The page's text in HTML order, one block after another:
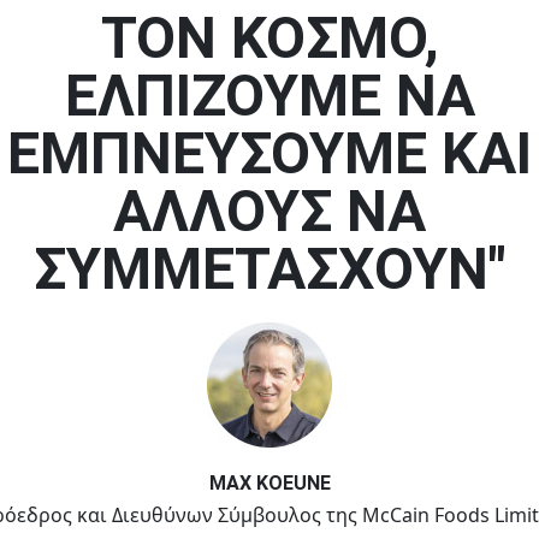
ΤΟΝ ΚΌΣΜΟ,
ΕΛΠΊΖΟΥΜΕ ΝΑ
ΕΜΠΝΕΎΣΟΥΜΕ ΚΑΙ
ΆΛΛΟΥΣ ΝΑ
ΣΥΜΜΕΤΆΣΧΟΥΝ"
MAX KOEUNE
και Διευθύνων Σύμβουλος της McCain Foods